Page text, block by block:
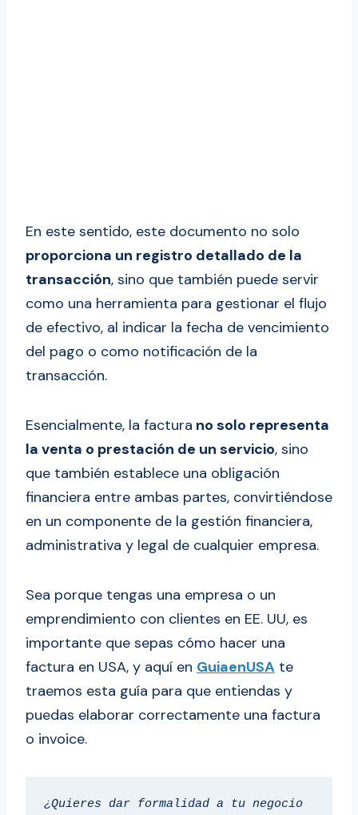
En este sentido, este documento no solo
proporciona un registro detallado de la
transacción, sino que también puede servir
como una herramienta para gestionar el flujo
de efectivo, al indicar la fecha de vencimiento
del pago o como notificación de la
transacción.
Esencialmente, la factura no solo representa
la venta o prestación de un servicio, sino
que también establece una obligación
financiera entre ambas partes, convirtiéndose
en un componente de la gestión financiera,
administrativa y legal de cualquier empresa.
Sea porque tengas una empresa o un
emprendimiento con clientes en EE. UU, es
importante que sepas cómo hacer una
factura en USA, y aquí en GuiaenUSA te
traemos esta guía para que entiendas y
puedas elaborar correctamente una factura
o invoice.
¿Quieres dar formalidad a tu negocio